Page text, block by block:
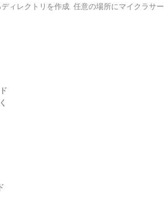
ィレクトリを作成. 任意の場所にマイクラサー